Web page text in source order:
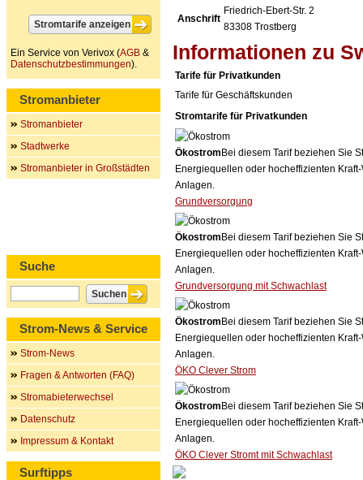
Anschrift
Friedrich-Ebert-Str. 2
83308 Trostberg
Informationen zu
Tarife für Privatkunden
Tarife für Geschäftskunden
Stromtarife für Privatkunden
Ökostrom Bei diesem Tarif beziehen Sie
Energiequellen oder hocheffizienten
Anlagen.
Grundversorgung
Ökostrom Bei diesem Tarif beziehen Sie
Energiequellen oder hocheffizienten
Anlagen.
Grundversorgung mit Schwachlast
Ökostrom Bei diesem Tarif beziehen Sie
Energiequellen oder hocheffizienten
Anlagen.
ÖKO Clever Strom
Ökostrom Bei diesem Tarif beziehen Sie
Energiequellen oder hocheffizienten
Anlagen.
ÖKO Clever Stromt mit Schwachlast
Ein Service von Verivox (AGB &
Datenschutzbestimmungen).
Stromanbieter
Stromanbieter
Stadtwerke
Stromanbieter in Großstädten
Suche
Strom-News & Service
Strom-News
Fragen & Antworten (FAQ)
Stromabieterwechsel
Datenschutz
Impressum & Kontakt
Surftipps